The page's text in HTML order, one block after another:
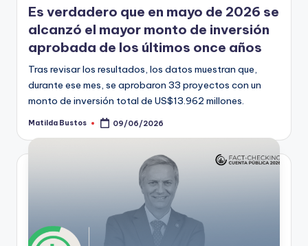
Es verdadero que en mayo de 2026 se
alcanzó el mayor monto de inversión
aprobada de los últimos once años
Tras revisar los resultados, los datos muestran que,
durante ese mes, se aprobaron 33 proyectos con un
monto de inversión total de US$13.962 millones.
Publicado
Matilda Bustos 09/06/2026